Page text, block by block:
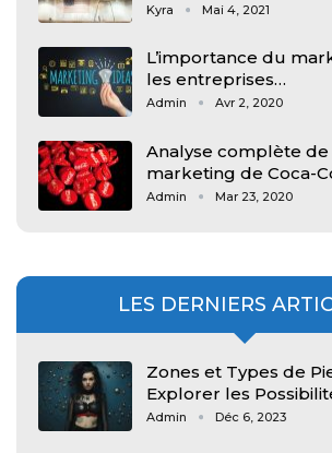
Kyra Mai 4, 2021
L’importance du
les entreprises…
Admin Avr 2, 2020
Analyse complète
marketing de Coca-
Admin Mar 23, 2020
LES DERNIERS
Zones et Types de
Explorer les
Admin Déc 6, 2023